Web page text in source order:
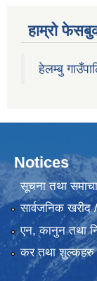
हाम्रो
हेलम्बु
Notices
सूचना तथा
सार्वजनिक खरीद
एन, कानुन तथा
कर तथा शुल्कहरु